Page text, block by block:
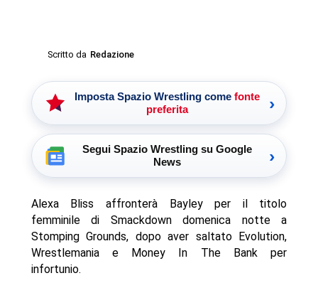
Scritto da Redazione
Imposta Spazio Wrestling come fonte
preferita
›
Segui Spazio Wrestling su Google
News
›
Alexa Bliss affronterà Bayley per il titolo
femminile di Smackdown domenica notte a
Stomping Grounds, dopo aver saltato Evolution,
Wrestlemania e Money In The Bank per
infortunio.